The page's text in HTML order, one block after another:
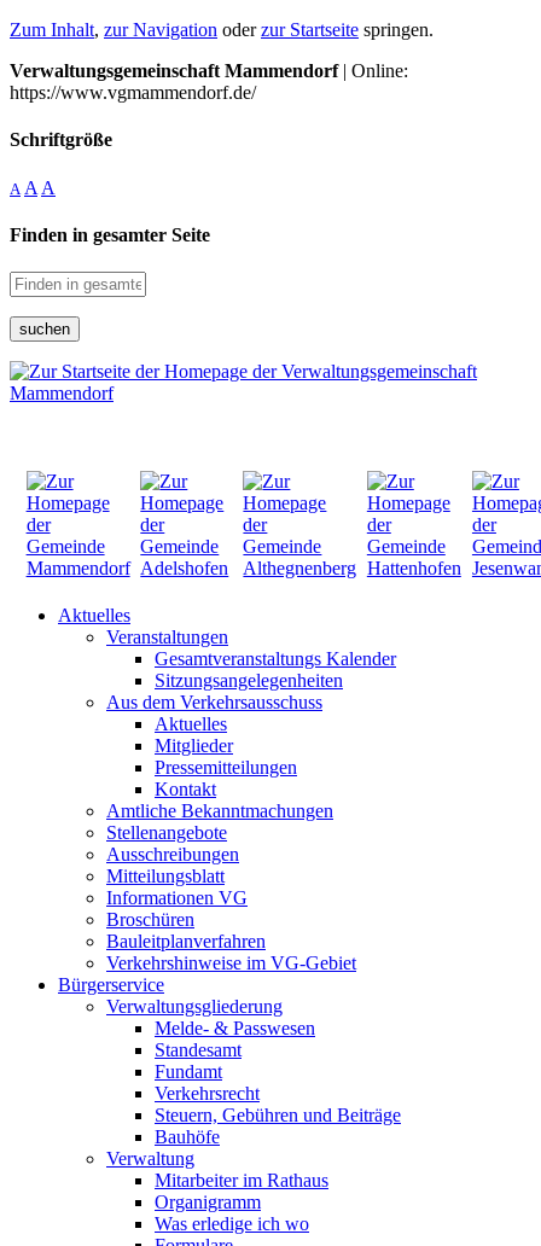
Zum Inhalt, zur Navigation oderzur Startseite springen.
Verwaltungsgemeinschaft Mammendorf| Online:
https://www.vgmammendorf.de/
Schriftgröße
A A A
Finden in gesamter Seite
suchen
Aktuelles
Veranstaltungen
Gesamtveranstaltungs Kalender
Sitzungsangelegenheiten
Aus dem Verkehrsausschuss
Aktuelles
Mitglieder
Pressemitteilungen
Kontakt
Amtliche Bekanntmachungen
Stellenangebote
Ausschreibungen
Mitteilungsblatt
Informationen VG
Broschüren
Bauleitplanverfahren
Verkehrshinweise im VG-Gebiet
Bürgerservice
Verwaltungsgliederung
Melde- & Passwesen
Standesamt
Fundamt
Verkehrsrecht
Steuern, Gebühren und Beiträge
Bauhöfe
Verwaltung
Mitarbeiter im Rathaus
Organigramm
Was erledige ich wo